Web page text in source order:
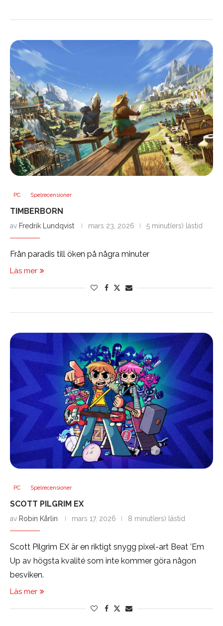
PC Spelrecensioner
TIMBERBORN
av Fredrik Lundqvist mars 23, 2026 5 minut(ers) lästid
Från paradis till öken på några minuter
Läs mer
PC Spelrecensioner
SCOTT PILGRIM EX
av Robin Kårlin mars 17, 2026 8 minut(ers) lästid
Scott Pilgrim EX är en riktigt snygg pixel-art Beat ’Em
Up av högsta kvalité som inte kommer göra någon
besviken.
Läs mer